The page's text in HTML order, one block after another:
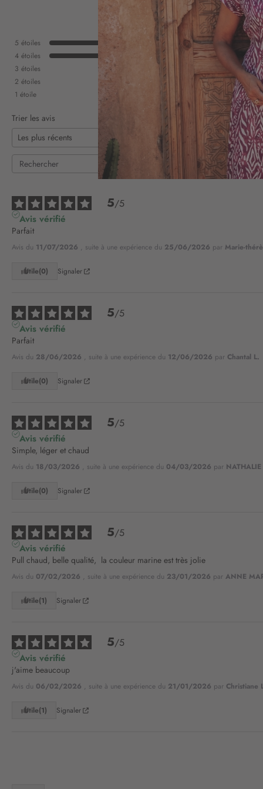
5 étoiles
4 étoiles
3 étoiles
2 étoiles
1 étoile
Trier les avis
5/5
Avis vérifié
Parfait
Avis du 11/07/2026 , suite à une expérience du 25/06/2026 par Marie-
Utile(0) Signaler
5/5
Avis vérifié
Parfait
Avis du 28/06/2026 , suite à une expérience du 12/06/2026 par Chantal L.
Utile(0) Signaler
5/5
Avis vérifié
Simple, léger et chaud
Avis du 18/03/2026 , suite à une expérience du 04/03/2026 par
Utile(0) Signaler
5/5
Avis vérifié
Pull chaud, belle qualité,  la couleur marine est très jolie
Avis du 07/02/2026 , suite à une expérience du 23/01/2026 par ANNE
Utile(1) Signaler
5/5
Avis vérifié
j'aime beaucoup
Avis du 06/02/2026 , suite à une expérience du 21/01/2026 par Christiane
Utile(1) Signaler